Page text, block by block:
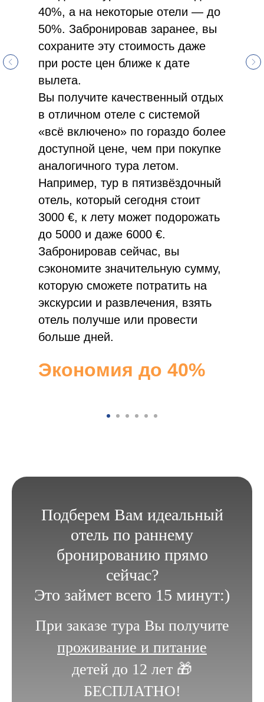
Раннее
40%, а на некоторые отели — до
50%. Забронировав заранее, вы
сохраните эту стоимость даже
при росте цен ближе к дате
вылета.
Вы получите качественный отдых
в отличном отеле с системой
«всё включено» по гораздо более
доступной цене, чем при покупке
аналогичного тура летом.
Например, тур в пятизвёздочный
отель, который сегодня стоит
3000 €, к лету может подорожать
до 5000 и даже 6000 €.
Забронировав сейчас, вы
сэкономите значительную сумму,
которую сможете потратить на
экскурсии и развлечения, взять
отель получше или провести
больше дней.
Экономия до 40%
Подберем Вам идеальный
отель по раннему
бронированию прямо
сейчас?
Это займет всего 15 минут:)
При заказе тура Вы получите
проживание и питание
детей до 12 лет 🎁
БЕСПЛАТНО!